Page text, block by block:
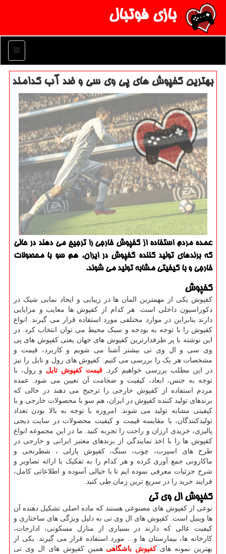
بازی فوتبال
منو
بهترین كفپوش های پی وی سی و ضد آب كدامند
عمده مردم استفاده از كفپوش خارجی را ترجیح می دهند در حالی
كه برندهای تولید كننده كفپوش در ایران، هم سو با محصولات
خارجی و با كیفیتی مشابه تولید می شوند.
کفپوش
کفپوش یکی از مهمترین المان ها در زیبایی و ایجاد نمایی شیک در
دکوراسیون داخلی است. هر کدام از کفپوش ها معایب و مزایایی
دارند بنابراین در موارد مختلفی مورد استفاده قرار می گیرند. انواع
کفپوش را با توجه به بودجه و سبک محیط می توان انتخاب کرد. در
این نوشته با پر طرفدارترین کفپوش های جهان یعنی کفپوش های پی
وی سی و ال وی تی بیشتر آشنا می شویم و کاربرد، قیمت و
مشخصات هر یک را بررسی می کنیم. کفپوش های رول و تایل را نیز
در این مطلب بررسی خواهیم کرد
.قیمت کفپوش تایل و رول، با
توجه به جنس، ابعاد، کیفیت و ضخامت آن تعیین می شود. عمده
مردم استفاده از کفپوش خارجی را ترجیح می دهند در حالی که
برندهای تولید کننده کفپوش در ایران، هم سو با محصولات خارجی و با
کیفیتی مشابه تولید می شوند. امروزه با توجه به بالا بودن تعداد
تولیدکنندگان، با مقایسه قیمت و کیفیت محصولات در سایت دیجی
پالیزی، خریدی ارزان و راحت را تجربه کنید. ما در این مجموعه انواع
کفپوش ها را با اخذ نمایندگی از برندهای معتبر ایرانی و خارجی در
طرح های اسپرت، چوب، سنگ، کفپوش پازلی ، شطرنجی و
ماکارونی جمع آوری کرده و هر کدام را به تفکیک با ارائه تصاویر و
شرح جزئیات معرفی نموده ایم تا با خیالی آسوده و اطلاعاتی کامل،
فرایند خرید را در سریع ترین زمان طی کنید.
کفپوش ال وی تی
نوعی از کفپوش های مصنوعی هستند که ماده اصلی تشکیل دهنده آن
ها وینیل است. کفپوش های ال وی تی به دلیل ویژگی های ساختاری و
کیفیت عالی که دارند در بسیاری از منازل مسکونی، ادارجات،
کارخانه ها، بیمارستان ها و... مورد استفاده قرار می گیرند. یکی از
بهترین نمونه هایکفپوش باشگاهی همین کفپوش های ال وی تی